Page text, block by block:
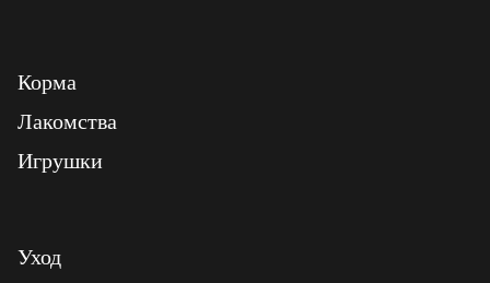
Корма
Лакомства
Игрушки
Уход